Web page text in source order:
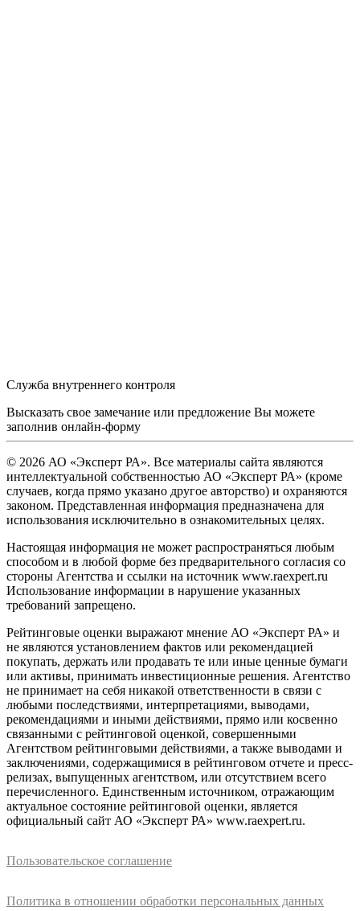
Служба внутреннего контроля
Высказать свое замечание или предложение Вы можете
заполнив онлайн-форму
© 2026 АО «Эксперт РА». Все материалы сайта являются
интеллектуальной собственностью АО «Эксперт РА» (кроме
случаев, когда прямо указано другое авторство) и охраняются
законом. Представленная информация предназначена для
использования исключительно в ознакомительных целях.
Настоящая информация не может распространяться любым
способом и в любой форме без предварительного согласия со
стороны Агентства и ссылки на источник www.raexpert.ru
Использование информации в нарушение указанных
требований запрещено.
Рейтинговые оценки выражают мнение АО «Эксперт РА» и
не являются установлением фактов или рекомендацией
покупать, держать или продавать те или иные ценные бумаги
или активы, принимать инвестиционные решения. Агентство
не принимает на себя никакой ответственности в связи с
любыми последствиями, интерпретациями, выводами,
рекомендациями и иными действиями, прямо или косвенно
связанными с рейтинговой оценкой, совершенными
Агентством рейтинговыми действиями, а также выводами и
заключениями, содержащимися в рейтинговом отчете и пресс-
релизах, выпущенных агентством, или отсутствием всего
перечисленного. Единственным источником, отражающим
актуальное состояние рейтинговой оценки, является
официальный сайт АО «Эксперт РА» www.raexpert.ru.
Пользовательское соглашение
Политика в отношении обработки персональных данных